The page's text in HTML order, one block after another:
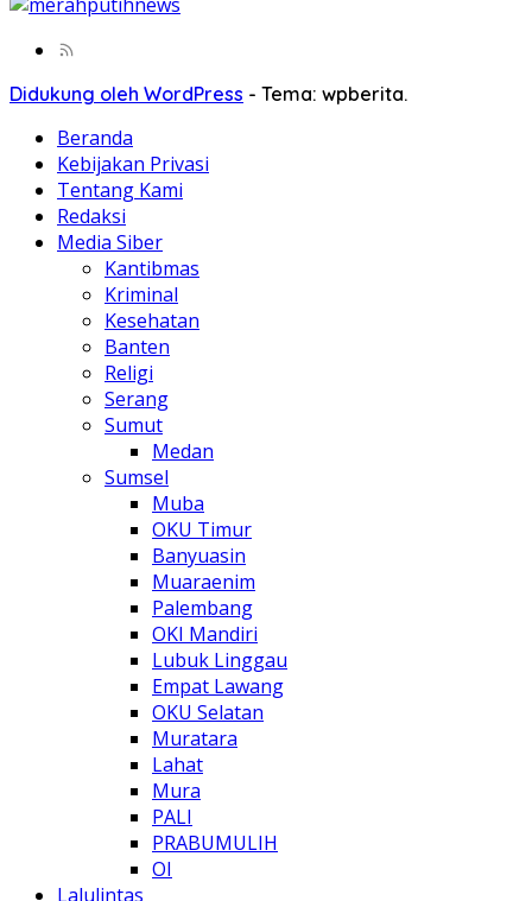
Didukung oleh WordPress - Tema: wpberita.
Beranda
Kebijakan Privasi
Tentang Kami
Redaksi
Media Siber
Kantibmas
Kriminal
Kesehatan
Banten
Religi
Serang
Sumut
Medan
Sumsel
Muba
OKU Timur
Banyuasin
Muaraenim
Palembang
OKI Mandiri
Lubuk Linggau
Empat Lawang
OKU Selatan
Muratara
Lahat
Mura
PALI
PRABUMULIH
OI
Lalulintas